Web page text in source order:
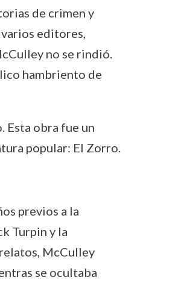
de crimen y
editores,
no se rindió.
hambriento de
Esta obra fue un
popular: El Zorro.
previos a la
Turpin y la
McCulley
se ocultaba